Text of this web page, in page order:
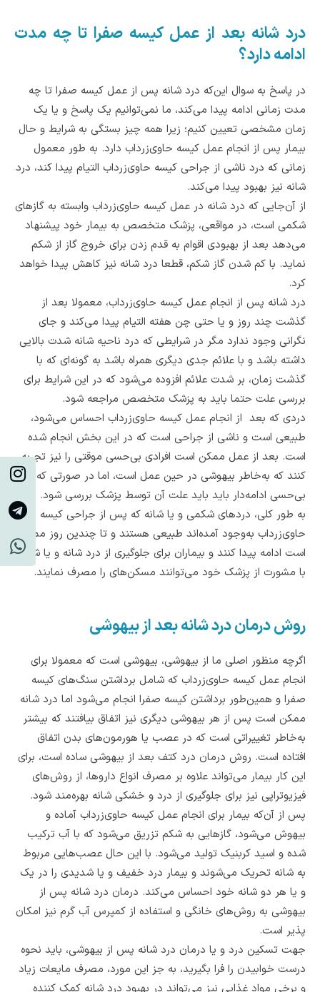
درد شانه بعد از عمل کیسه صفرا تا چه مدت
ادامه دارد؟
در پاسخ به سوال این‌که درد شانه پس از عمل کیسه صفرا تا چه
مدت زمانی ادامه پیدا می‌کند، ما نمی‌توانیم یک پاسخ و یا یک
زمان مشخصی تعیین کنیم؛ زیرا همه چیز بستگی به شرایط و حال
بیمار پس از انجام عمل کیسه حاوی‌زرداب دارد. به طور معمول
زمانی که درد ناشی از جراحی کیسه حاوی‌زرداب التیام پیدا کند، درد
شانه نیز بهبود پیدا می‌کند.
از آن‌جایی که درد شانه‌ در عمل کیسه حاوی‌زرداب وابسته به گازهای
شکمی است، در مواقعی، پزشک متخصص به بیمار خود پیشنهاد
می‌دهد بعد از بهبودی اقوام به قدم زدن برای خروج گاز از شکم
نماید. با کم شدن گاز شکم، قطعا درد شانه نیز کاهش پیدا خواهد
کرد.
درد شانه پس از انجام عمل کیسه حاوی‌زرداب، معمولا بعد از
گذشت چند روز و یا حتی چن هفته التیام پیدا می‌کند و جای
نگرانی وجود ندارد مگر در شرایطی که درد ناحیه شانه شدت بالایی
داشته باشد و با علائم جدی دیگری همراه باشد به گونه‌ای که با
گذشت زمان، بر شدت علائم افزوده می‌شود که در این شرایط برای
بررسی علت حتما باید به پزشک متخصص مراجعه شود.
دردی که بعد از انجام عمل کیسه حاوی‌زرداب احساس می‌شود،
طبیعی است و ناشی از جراحی است که در این بخش انجام شده
است. بعد از عمل ممکن است افرادی بی‌حسی موقتی را نیز تجربه
کنند که به‌خاطر بیهوشی در حین عمل است، اما در صورتی که
بی‌حسی ادامه‌دار باید باید علت آن توسط پزشک بررسی شود.
به طور کلی، دردهای شکمی و یا شانه که پس از جراحی کیسه
حاوی‌زرداب به‌وجود آمده‌اند طبیعی هستند و تا چندین روز ممکن
است ادامه پیدا کنند و بیماران برای جلوگیری از درد شانه و یا شکم،
با مشورت از پزشک خود می‌توانند مسکن‌های را مصرف نمایند.
روش درمان درد شانه بعد از بیهوشی
اگرچه منظور اصلی ما از بیهوشی، بیهوشی است که معمولا برای
انجام عمل کیسه حاوی‌زرداب که شامل برداشتن سنگ‌‌های کیسه
صفرا و همین‌طور برداشتن کیسه صفرا انجام می‌شود اما درد شانه
ممکن است پس از هر بیهوشی دیگری نیز اتفاق بیافتند که بیشتر
به‌خاطر تغییراتی است که در عصب یا هورمون‌های بدن اتفاق
افتاده است. روش درمان درد کتف بعد از بیهوشی ساده است، برای
این کار بیمار می‌تواند علاوه بر مصرف انواع داروها، از روش‌های
فیزیوتراپی نیز برای جلوگیری از درد و خشکی شانه بهره‌مند شود.
پس از آن‌که بیمار برای انجام عمل کیسه حاوی‌زرداب آماده و
بیهوش می‌شود، گازهایی به شکم تزریق می‌شود که با آب ترکیب
شده و اسید کربنیک تولید می‌شود. با این حال عصب‌هایی مربوط
به شانه تحریک می‌شوند و بیمار درد خفیف و یا شدیدی را در یک
و یا هر دو شانه خود احساس می‌کند. درمان درد شانه پس از
بیهوشی به روش‌های خانگی و استفاده از کمپرس آب گرم نیز امکان
پذیر است.
جهت تسکین درد و یا درمان درد شانه پس از بیهوشی، باید نحوه
درست خوابیدن را فرا بگیرید، به جز این مورد، مصرف مایعات زیاد